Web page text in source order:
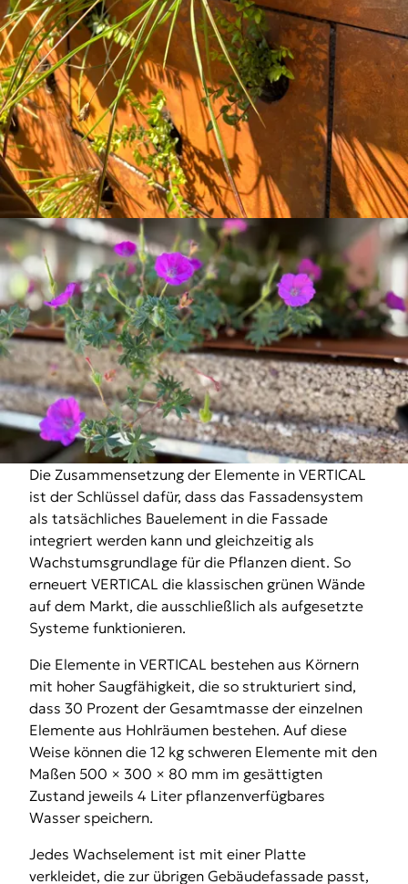
Die Zusammensetzung der Elemente in VERTICAL
ist der Schlüssel dafür, dass das Fassadensystem
als tatsächliches Bauelement in die Fassade
integriert werden kann und gleichzeitig als
Wachstumsgrundlage für die Pflanzen dient. So
erneuert VERTICAL die klassischen grünen Wände
auf dem Markt, die ausschließlich als aufgesetzte
Systeme funktionieren.
Die Elemente in VERTICAL bestehen aus Körnern
mit hoher Saugfähigkeit, die so strukturiert sind,
dass 30 Prozent der Gesamtmasse der einzelnen
Elemente aus Hohlräumen bestehen. Auf diese
Weise können die 12 kg schweren Elemente mit den
Maßen 500 × 300 × 80 mm im gesättigten
Zustand jeweils 4 Liter pflanzenverfügbares
Wasser speichern.
Jedes Wachselement ist mit einer Platte
verkleidet, die zur übrigen Gebäudefassade passt,